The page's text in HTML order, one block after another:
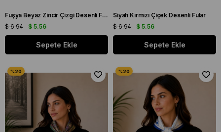
Fuşya Beyaz Zincir Çizgi Desenli Fular
$ 5.56
$ 6.94
Sepete Ekle
Siyah Kırmızı Çiçek Desenli Fular
$ 5.56
$ 6.94
Sepete Ekle